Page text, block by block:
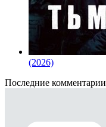
(2026)
Последние комментарии